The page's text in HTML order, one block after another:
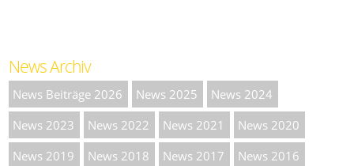
News Archiv
News Beiträge 2026 News 2025
News 2024
News 2023
News 2022 News 2021
News 2020
News 2019
News 2018 News 2017
News 2016